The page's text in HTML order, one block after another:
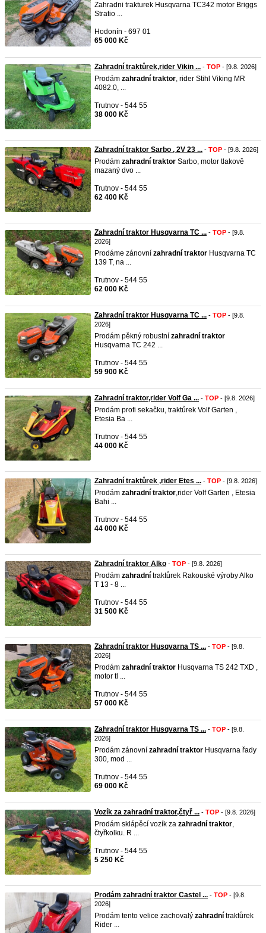
Zahradni trakturek Husqvarna TC342 motor Briggs
Stratio ...
Hodonín - 697 01
65 000 Kč
Zahradní traktůrek,rider Vikin ... - TOP - [9.8. 2026]
Prodám zahradní traktor, rider Stihl Viking MR
4082.0, ...
Trutnov - 544 55
38 000 Kč
Zahradní traktor Sarbo , 2V 23 ... - TOP - [9.8. 2026]
Prodám zahradní traktor Sarbo, motor tlakově
mazaný dvo ...
Trutnov - 544 55
62 400 Kč
Zahradní traktor Husqvarna TC ... - TOP - [9.8.
2026]
Prodáme zánovní zahradní traktor Husqvarna TC
139 T, na ...
Trutnov - 544 55
62 000 Kč
Zahradní traktor Husqvarna TC ... - TOP - [9.8.
2026]
Prodám pěkný robustní zahradní traktor
Husqvarna TC 242 ...
Trutnov - 544 55
59 900 Kč
Zahradní traktor,rider Volf Ga ... - TOP - [9.8. 2026]
Prodám profi sekačku, traktůrek Volf Garten ,
Etesia Ba ...
Trutnov - 544 55
44 000 Kč
Zahradní traktůrek ,rider Etes ... - TOP - [9.8. 2026]
Prodám zahradní traktor,rider Volf Garten , Etesia
Bahi ...
Trutnov - 544 55
44 000 Kč
Zahradní traktor Alko - TOP - [9.8. 2026]
Prodám zahradní traktůrek Rakouské výroby Alko
T 13 - 8 ...
Trutnov - 544 55
31 500 Kč
Zahradní traktor Husqvarna TS ... - TOP - [9.8.
2026]
Prodám zahradní traktor Husqvarna TS 242 TXD ,
motor tl ...
Trutnov - 544 55
57 000 Kč
Zahradní traktor Husqvarna TS ... - TOP - [9.8.
2026]
Prodám zánovní zahradní traktor Husqvarna řady
300, mod ...
Trutnov - 544 55
69 000 Kč
Vozík za zahradní traktor,čtyř ... - TOP - [9.8. 2026]
Prodám sklápěcí vozík za zahradní traktor,
čtyřkolku. R ...
Trutnov - 544 55
5 250 Kč
Prodám zahradní traktor Castel ... - TOP - [9.8.
2026]
Prodám tento velice zachovalý zahradní traktůrek
Rider ...